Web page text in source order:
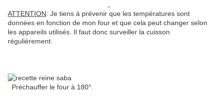
ATTENTION: Je tiens à prévenir que les températures sont
données en fonction de mon four et que cela peut changer selon
les appareils utilisés. Il faut donc surveiller la cuisson
régulièrement.
Préchauffer le four à 180°.